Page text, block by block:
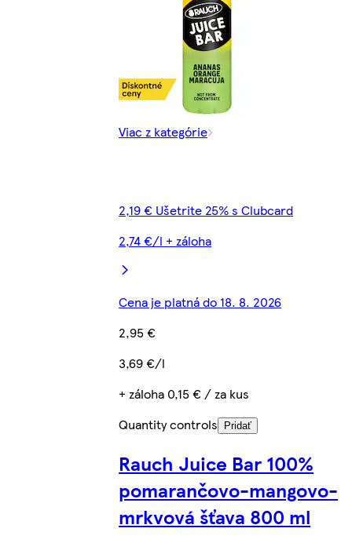
Viac z kategórie
2,19 € Ušetrite 25% s Clubcard
2,74 €/l + záloha
Cena je platná do 18. 8. 2026
2,95 €
3,69 €/l
+ záloha 0,15 € / za kus
Quantity controls
Pridať
Rauch Juice Bar 100%
pomarančovo-mangovo-
mrkvová šťava 800 ml